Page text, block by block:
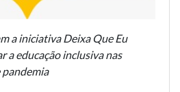
a iniciativa Deixa Que Eu
a educação inclusiva nas
pandemia